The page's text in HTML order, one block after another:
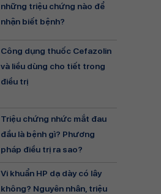
những triệu chứng nào để
nhận biết bệnh?
Công dụng thuốc Cefazolin
và liều dùng cho tiết trong
điều trị
Triệu chứng nhức mắt đau
đầu là bệnh gì? Phương
pháp điều trị ra sao?
Vi khuẩn HP dạ dày có lây
không? Nguyên nhân, triệu